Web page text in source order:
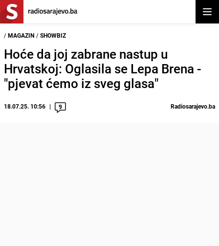
/ MAGAZIN / SHOWBIZ
Hoće da joj zabrane nastup u
Hrvatskoj: Oglasila se Lepa Brena -
"pjevat ćemo iz sveg glasa"
18.07.25. 10:56 9 Radiosarajevo.ba